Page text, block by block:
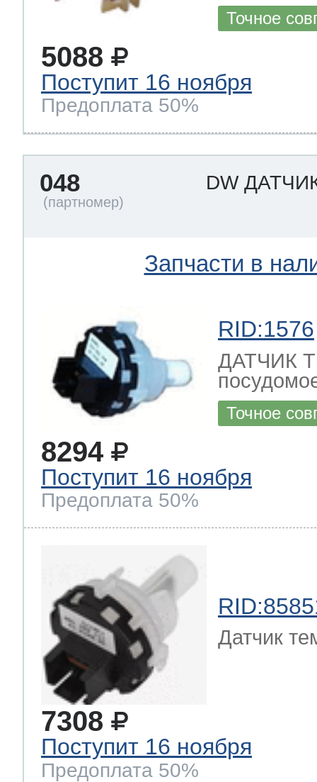
Точное
5088
Поступит 16 ноября
Предоплата 50%
048 DW
Запчасти в
RID:1576
ДАТЧИК
Точное
8294
Поступит 16 ноября
Предоплата 50%
Датчик
7308
Поступит 16 ноября
Предоплата 50%